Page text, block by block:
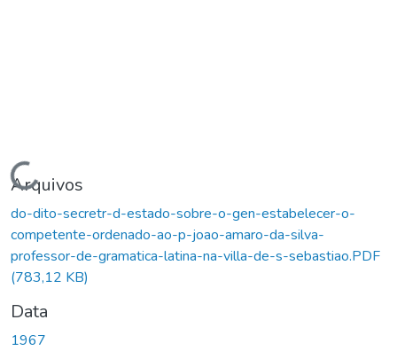
Carregando...
Arquivos
do-dito-secretr-d-estado-sobre-o-gen-estabelecer-o-
competente-ordenado-ao-p-joao-amaro-da-silva-
professor-de-gramatica-latina-na-villa-de-s-sebastiao.PDF
(783,12 KB)
Data
1967